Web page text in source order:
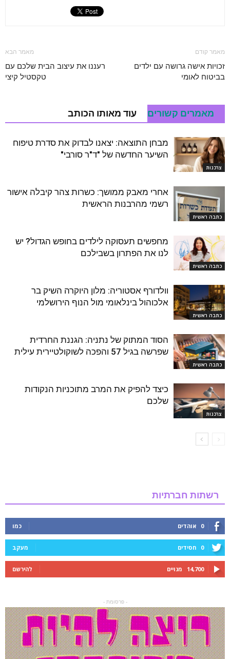
מאמר קודם
זכויות אישה גרושה עם ילדים
בביטוח לאומי
מאמר הבא
רעננו את עיצוב הבית שלכם עם
טקסטיל קיצי
מאמרים קשורים עוד מאותו הכותב
צרכנות
מבחן התוצאה: יצאנו לבדוק את סדרת טיפוח
השיער החדשה של "ד"ר סורבי"
כתבה ראשית
אחרי מאבק ממושך: כשרות צהר קיבלה אישור
רשמי מהרבנות הראשית
כתבה ראשית
מחפשים תעסוקה לילדים בחופש הגדול? יש
לנו את הפתרון בשבילכם
כתבה ראשית
וולדורף אסטוריה: מלון היוקרה השיק בר
אלכוהול בינלאומי מול הנוף הירושלמי
כתבה ראשית
הסוד המתוק של נתניה: הגננת החרדית
שפרשה בגיל 57 והפכה לשוקולטיירית עילית
צרכנות
כיצד להפיק את המרב מתוכניות הנקודות
שלכם
רשתות חברתיות
0 אוהדים כמו
0 חסידים מעקב
14,700 מנויים להירשם
- פרסומת -